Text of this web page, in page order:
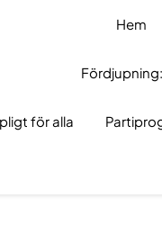
Hem
för alla